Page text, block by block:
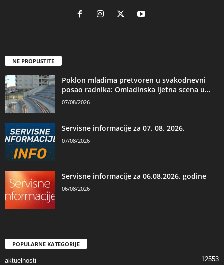
NE PROPUSTITE
Poklon mladima pretvoren u svakodnevni
posao radnika: Omladinska ljetna scena u...
07/08/2026
Servisne informacije za 07. 08. 2026.
07/08/2026
Servisne informacije za 06.08.2026. godine
06/08/2026
POPULARNE KATEGORIJE
aktuelnosti 12553